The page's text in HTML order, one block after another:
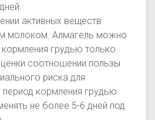
активных веществ
молоком. Алмагель можно
грудью только
соотношении пользы
риска для
кормления грудью
не более 5-6 дней под